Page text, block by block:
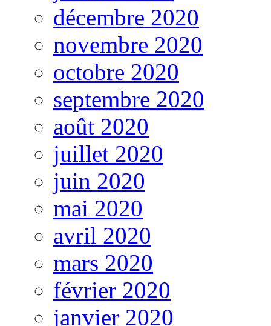
décembre 2020
novembre 2020
octobre 2020
septembre 2020
août 2020
juillet 2020
juin 2020
mai 2020
avril 2020
mars 2020
février 2020
janvier 2020